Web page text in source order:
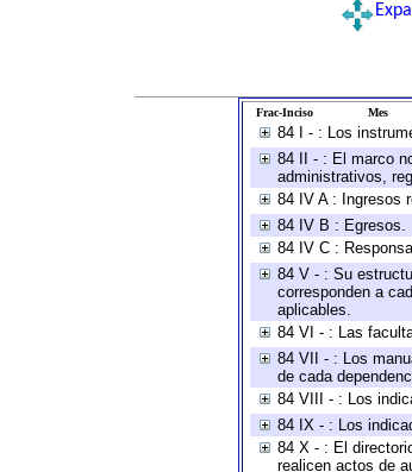
Frac-Inciso Mes
84 I - : Los
84 II - : El marco
administrativos,
84 IV A : Ingresos
84 IV B : Egresos.
84 IV C :
84 V - : Su
corresponden a
aplicables.
84 VI - : Las
84 VII - : Los
de cada
84 VIII - : Los
84 IX - : Los
84 X - : El
realicen actos de